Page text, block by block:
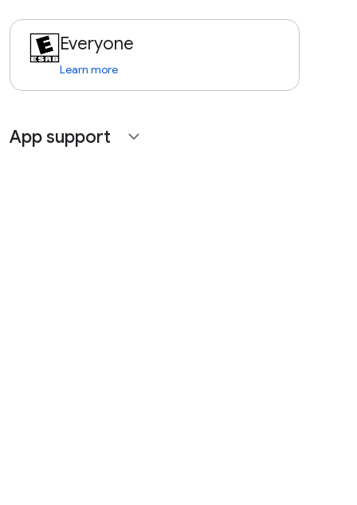
Everyone
Learn more
App support expand_more